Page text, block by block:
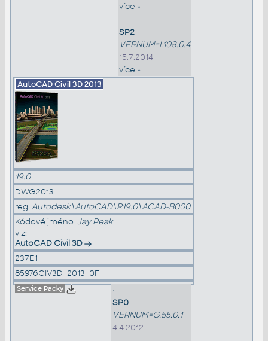
více »
•
SP2
VERNUM=I.108.0.4
15.7.2014
více »
AutoCAD Civil 3D2013
19.0
DWG2013
reg: Autodesk\AutoCAD\R19.0\ACAD-B000
Kódové jméno: Jay Peak
viz:
AutoCAD Civil 3D
237E1
85976CIV3D_2013_0F
Service Packy
•
SP0
VERNUM=G.55.0.1
4.4.2012